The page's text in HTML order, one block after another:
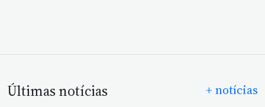
Últimas notícias + notícias